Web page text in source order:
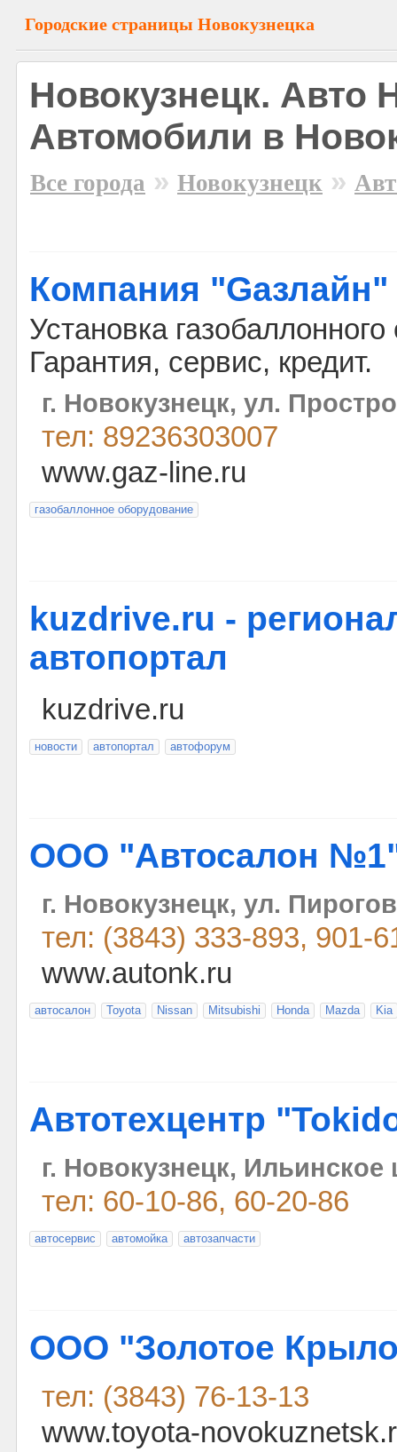
Городские страницы Новокузнецка
Новокузнецк. Авто
Автомобили в
Все города » Новокузнецк »
Компания "Gазлайн"
Установка
Гарантия, сервис, кредит.
г. Новокузнецк, ул.
тел: 89236303007
www.gaz-line.ru
газобаллонное оборудование
kuzdrive.ru -
автопортал
kuzdrive.ru
новости автопортал автофорум
ООО "Автосалон
г. Новокузнецк, ул.
тел: (3843) 333-893, 901-
www.autonk.ru
автосалон Toyota Nissan Mitsubishi Honda Mazdа Kia
Автотехцентр
г. Новокузнецк, Ильинское
тел: 60-10-86, 60-20-86
автосервис автомойка автозапчасти
ООО "Золотое
тел: (3843) 76-13-13
www.toyota-